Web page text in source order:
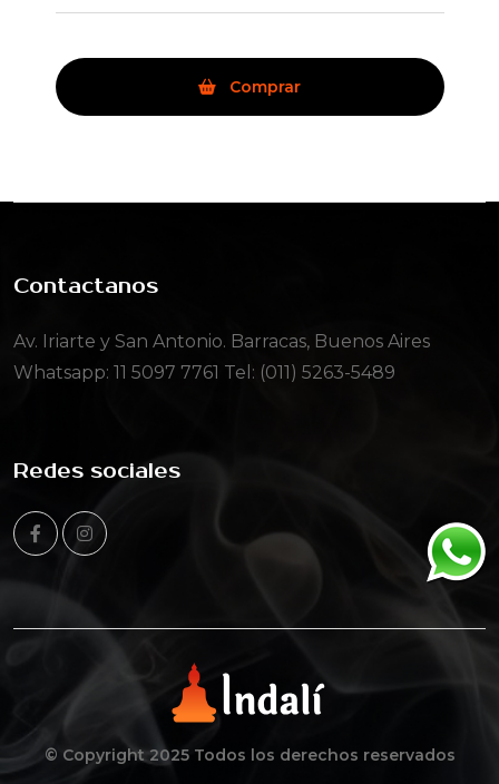
Comprar
Contactanos
Av. Iriarte y San Antonio. Barracas, Buenos Aires
Whatsapp: 11 5097 7761 Tel: (011) 5263-5489
Redes sociales
© Copyright 2025 Todos los derechos reservados